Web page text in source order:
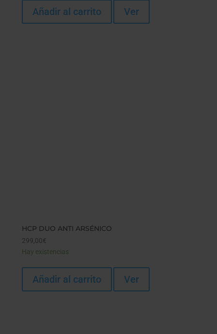
Añadir al carrito Ver
HCP DUO ANTI ARSÉNICO
299,00€
Hay existencias
Añadir al carrito Ver